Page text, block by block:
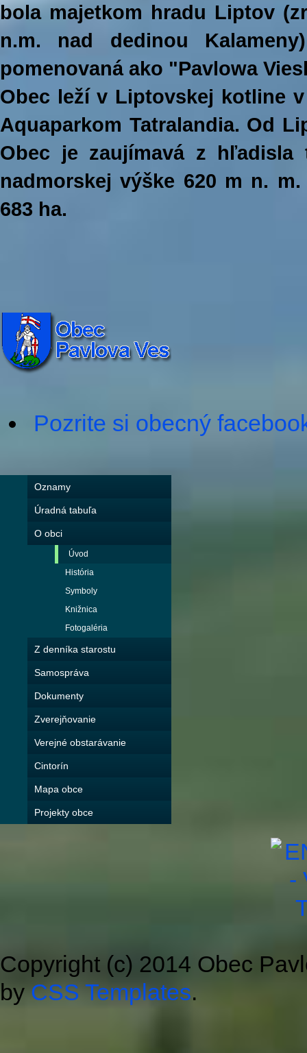
bola majetkom hradu Liptov
n.m. nad dedinou
pomenovaná ako "Pavlowa
Obec leží v Liptovskej kotline
Aquaparkom Tatralandia. Od
Obec je zaujímavá z
nadmorskej výške 620 m n.
683 ha.
Pozrite si obecný
Oznamy
Úradná tabuľa
O obci
Úvod
História
Symboly
Knižnica
Fotogaléria
Z denníka starostu
Samospráva
Dokumenty
Zverejňovanie
Verejné obstarávanie
Cintorín
Mapa obce
Projekty obce
Copyright (c) 2014 Obec
by CSS Templates.